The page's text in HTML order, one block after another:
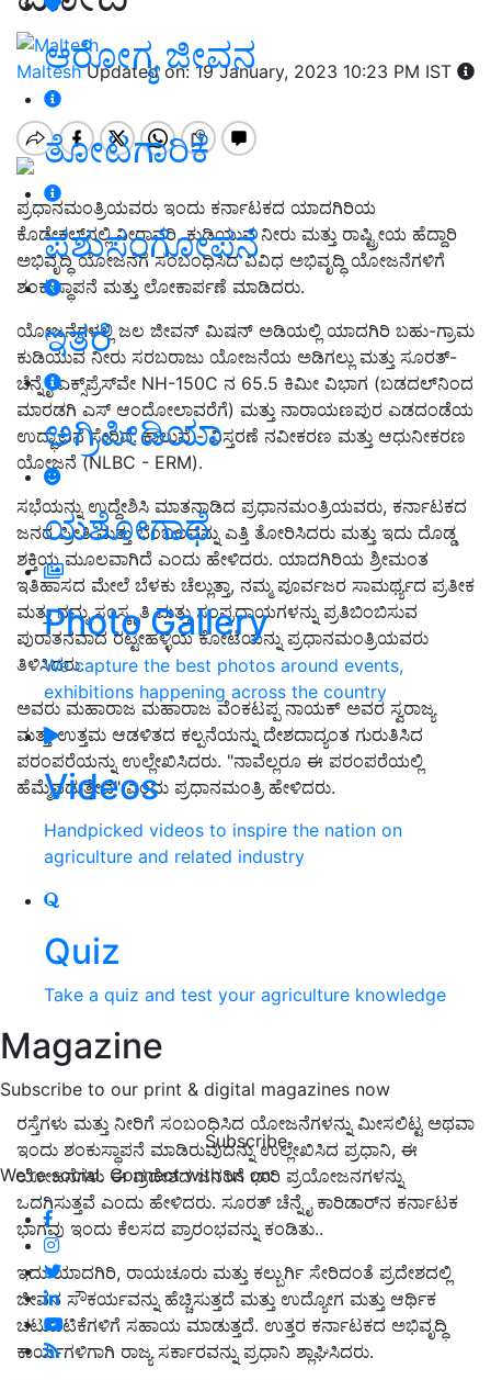
ಆರೋಗ್ಯ ಜೀವನ
ತೋಟಗಾರಿಕೆ
ಪಶುಸಂಗೋಪನೆ
ಇತರೆ
ಅಗ್ರಿಪೀಡಿಯಾ
ಯಶೋಗಾಥೆ
Photo Gallery
We capture the best photos around events,
exhibitions happening across the country
Videos
Handpicked videos to inspire the nation on
agriculture and related industry
Quiz
Take a quiz and test your agriculture knowledge
Magazine
Subscribe to our print & digital magazines now
Subscribe
We're social. Connect with us on:
MalteshUpdated on: 19 January, 2023 10:23 PM IST
ಪ್ರಧಾನಮಂತ್ರಿಯವರು ಇಂದು ಕರ್ನಾಟಕದ ಯಾದಗಿರಿಯ
ಕೊಡೇಕಲ್‌ನಲ್ಲಿ ನೀರಾವರಿ, ಕುಡಿಯುವ ನೀರು ಮತ್ತು ರಾಷ್ಟ್ರೀಯ ಹೆದ್ದಾರಿ
ಅಭಿವೃದ್ಧಿ ಯೋಜನೆಗೆ ಸಂಬಂಧಿಸಿದ ವಿವಿಧ ಅಭಿವೃದ್ಧಿ ಯೋಜನೆಗಳಿಗೆ
ಶಂಕುಸ್ಥಾಪನೆ ಮತ್ತು ಲೋಕಾರ್ಪಣೆ ಮಾಡಿದರು.
ಯೋಜನೆಗಳಲ್ಲಿ ಜಲ ಜೀವನ್ ಮಿಷನ್ ಅಡಿಯಲ್ಲಿ ಯಾದಗಿರಿ ಬಹು-ಗ್ರಾಮ
ಕುಡಿಯುವ ನೀರು ಸರಬರಾಜು ಯೋಜನೆಯ ಅಡಿಗಲ್ಲು ಮತ್ತು ಸೂರತ್-
ಚೆನ್ನೈ ಎಕ್ಸ್‌ಪ್ರೆಸ್‌ವೇ NH-150C ನ 65.5 ಕಿಮೀ ವಿಭಾಗ (ಬಡದಲ್‌ನಿಂದ
ಮಾರಡಗಿ ಎಸ್ ಆಂದೋಲಾವರೆಗೆ) ಮತ್ತು ನಾರಾಯಣಪುರ ಎಡದಂಡೆಯ
ಉದ್ಘಾಟನೆ ಸೇರಿವೆ. ಕಾಲುವೆ - ವಿಸ್ತರಣೆ ನವೀಕರಣ ಮತ್ತು ಆಧುನೀಕರಣ
ಯೋಜನೆ (NLBC - ERM).
ಸಭೆಯನ್ನು ಉದ್ದೇಶಿಸಿ ಮಾತನಾಡಿದ ಪ್ರಧಾನಮಂತ್ರಿಯವರು, ಕರ್ನಾಟಕದ
ಜನರ ಪ್ರೀತಿ ಮತ್ತು ಬೆಂಬಲವನ್ನು ಎತ್ತಿ ತೋರಿಸಿದರು ಮತ್ತು ಇದು ದೊಡ್ಡ
ಶಕ್ತಿಯ ಮೂಲವಾಗಿದೆ ಎಂದು ಹೇಳಿದರು. ಯಾದಗಿರಿಯ ಶ್ರೀಮಂತ
ಇತಿಹಾಸದ ಮೇಲೆ ಬೆಳಕು ಚೆಲ್ಲುತ್ತಾ, ನಮ್ಮ ಪೂರ್ವಜರ ಸಾಮರ್ಥ್ಯದ ಪ್ರತೀಕ
ಮತ್ತು ನಮ್ಮ ಸಂಸ್ಕೃತಿ ಮತ್ತು ಸಂಪ್ರದಾಯಗಳನ್ನು ಪ್ರತಿಬಿಂಬಿಸುವ
ಪುರಾತನವಾದ ರಟ್ಟೀಹಳ್ಳಿಯ ಕೋಟೆಯನ್ನು ಪ್ರಧಾನಮಂತ್ರಿಯವರು
ತಿಳಿಸಿದರು.
ಅವರು ಮಹಾರಾಜ ಮಹಾರಾಜ ವೆಂಕಟಪ್ಪ ನಾಯಕ್ ಅವರ ಸ್ವರಾಜ್ಯ
ಮತ್ತು ಉತ್ತಮ ಆಡಳಿತದ ಕಲ್ಪನೆಯನ್ನು ದೇಶದಾದ್ಯಂತ ಗುರುತಿಸಿದ
ಪರಂಪರೆಯನ್ನು ಉಲ್ಲೇಖಿಸಿದರು. "ನಾವೆಲ್ಲರೂ ಈ ಪರಂಪರೆಯಲ್ಲಿ
ಹೆಮ್ಮೆಪಡುತ್ತೇವೆ" ಎಂದು ಪ್ರಧಾನಮಂತ್ರಿ ಹೇಳಿದರು.
ರಸ್ತೆಗಳು ಮತ್ತು ನೀರಿಗೆ ಸಂಬಂಧಿಸಿದ ಯೋಜನೆಗಳನ್ನು ಮೀಸಲಿಟ್ಟ ಅಥವಾ
ಇಂದು ಶಂಕುಸ್ಥಾಪನೆ ಮಾಡಿರುವುದನ್ನು ಉಲ್ಲೇಖಿಸಿದ ಪ್ರಧಾನಿ, ಈ
ಯೋಜನೆಗಳು ಈ ಪ್ರದೇಶದ ಜನರಿಗೆ ಭಾರಿ ಪ್ರಯೋಜನಗಳನ್ನು
ಒದಗಿಸುತ್ತವೆ ಎಂದು ಹೇಳಿದರು. ಸೂರತ್ ಚೆನ್ನೈ ಕಾರಿಡಾರ್‌ನ ಕರ್ನಾಟಕ
ಭಾಗವು ಇಂದು ಕೆಲಸದ ಪ್ರಾರಂಭವನ್ನು ಕಂಡಿತು..
ಇದು ಯಾದಗಿರಿ, ರಾಯಚೂರು ಮತ್ತು ಕಲ್ಬುರ್ಗಿ ಸೇರಿದಂತೆ ಪ್ರದೇಶದಲ್ಲಿ
ಜೀವನ ಸೌಕರ್ಯವನ್ನು ಹೆಚ್ಚಿಸುತ್ತದೆ ಮತ್ತು ಉದ್ಯೋಗ ಮತ್ತು ಆರ್ಥಿಕ
ಚಟುವಟಿಕೆಗಳಿಗೆ ಸಹಾಯ ಮಾಡುತ್ತದೆ. ಉತ್ತರ ಕರ್ನಾಟಕದ ಅಭಿವೃದ್ಧಿ
ಕಾರ್ಯಗಳಿಗಾಗಿ ರಾಜ್ಯ ಸರ್ಕಾರವನ್ನು ಪ್ರಧಾನಿ ಶ್ಲಾಘಿಸಿದರು.